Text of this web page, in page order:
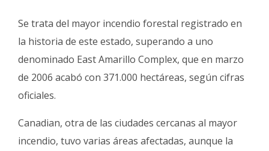
Se trata del mayor incendio forestal registrado en
la historia de este estado, superando a uno
denominado East Amarillo Complex, que en marzo
de 2006 acabó con 371.000 hectáreas, según cifras
oficiales.
Canadian, otra de las ciudades cercanas al mayor
incendio, tuvo varias áreas afectadas, aunque la